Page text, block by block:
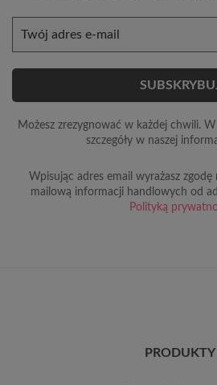
Możesz zrezygnować w każdej chwili.
szczegóły w naszej
Wpisując adres email wyrażasz
mailową informacji handlowych od
Polityką
PRODUKTY